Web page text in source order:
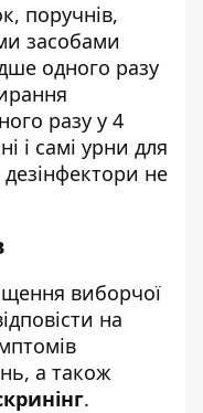
поручнів,
засобами
одного разу
разу у 4
і самі урни для
не
виборчої
на
а також
.